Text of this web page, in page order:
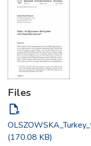
Files
file_open
(170.08 KB)